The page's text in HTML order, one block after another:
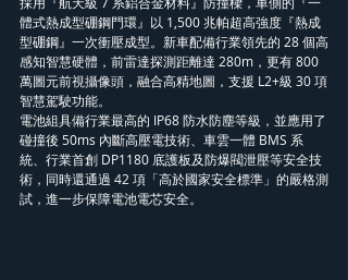
體式熱成型硼鋼門環』以 1,500 兆帕超高強度『熱成
型硼鋼』一次衝壓成型。新車配備行業領先的 28 個高
感知智慧硬體，前雷達探測距離達 280m，更有 800
萬圖元前視攝像頭，融合高精地圖，支援 L2+級 30 項
智慧駕駛功能。
電池組具備行業最高的 IP68 防水防塵等級，並應用了
碰撞後 50ms 內斷高壓電技術、車雲一體 BMS 系
統、行業首創 DP1180 底護板及防爆閥泄壓等安全技
術，同時還通過 42 項「高於國家安全標準」的嚴格測
試，進一步保障電池電芯安全。